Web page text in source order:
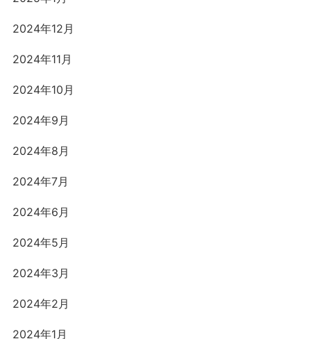
2024年12月
2024年11月
2024年10月
2024年9月
2024年8月
2024年7月
2024年6月
2024年5月
2024年3月
2024年2月
2024年1月